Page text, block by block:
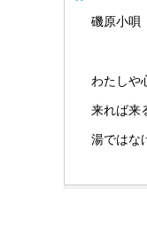
磯原小唄
わたし
来れば来
湯ではな